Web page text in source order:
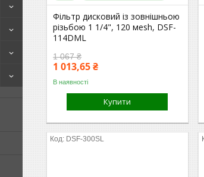
Фільтр дисковий із зовнішньою
різьбою 1 1/4", 120 мesh, DSF-
114DML
1 067 ₴
1 013,65 ₴
В наявності
Купити
DSF-300SL